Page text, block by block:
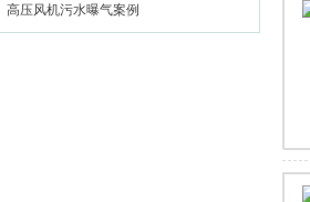
高压风机污水曝气案例